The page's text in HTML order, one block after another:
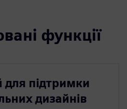
функції
для підтримки
дизайнів